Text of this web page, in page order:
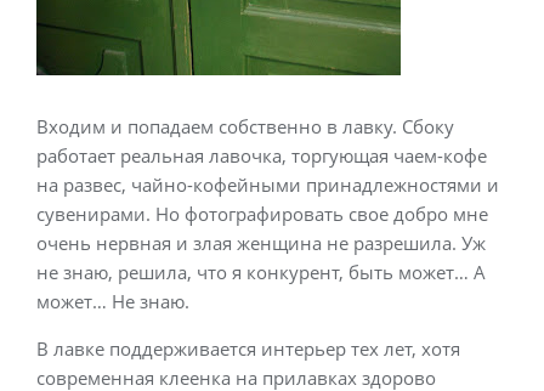
Входим и попадаем собственно в лавку. Сбоку
работает реальная лавочка, торгующая чаем-кофе
на развес, чайно-кофейными принадлежностями и
сувенирами. Но фотографировать свое добро мне
очень нервная и злая женщина не разрешила. Уж
не знаю, решила, что я конкурент, быть может… А
может… Не знаю.
В лавке поддерживается интерьер тех лет, хотя
современная клеенка на прилавках здорово